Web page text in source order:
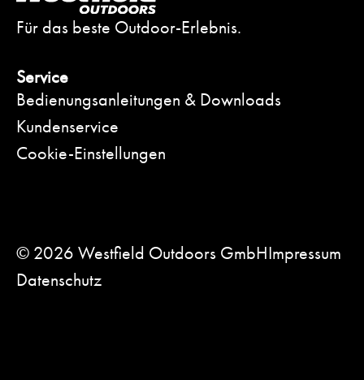
Für das beste Outdoor-Erlebnis.
Service
Bedienungsanleitungen & Downloads
Kundenservice
Cookie-Einstellungen
© 2026 Westfield Outdoors GmbHImpressum
Datenschutz